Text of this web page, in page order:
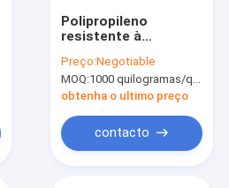
ar
Polipropileno
resistente à
filtro de Hepa do
alcaloide ácido
Preço:Negotiable
MOQ:1000 quilogramas/quilogramas (Mínimo Ordem)
obtenha o ultimo preço
contacto